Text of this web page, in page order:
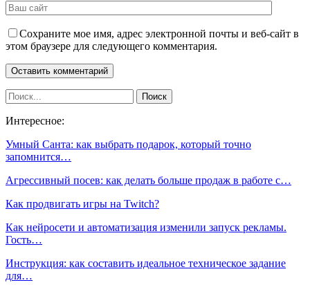
Сохраните мое имя, адрес электронной почты и веб-сайт в
этом браузере для следующего комментария.
Интересное:
Умный Санта: как выбрать подарок, который точно
запомнится…
Агрессивный посев: как делать больше продаж в работе с…
Как продвигать игры на Twitch?
Как нейросети и автоматизация изменили запуск рекламы.
Гость…
Инструкция: как составить идеальное техническое задание
для…